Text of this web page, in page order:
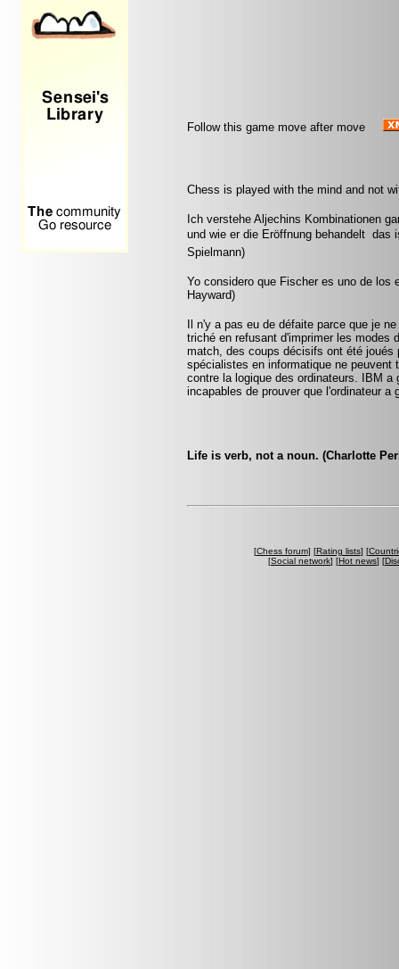
Follow this game move after move
Chess is played with the mind and not
Ich verstehe Aljechins Kombinationen
und wie er die Eröffnung behandelt 
Spielmann)
Yo considero que Fischer es uno de los
Hayward)
Il n'y a pas eu de défaite parce que je
triché en refusant d'imprimer les modes
match, des coups décisifs ont été joués
spécialistes en informatique ne peuvent
contre la logique des ordinateurs. IBM
incapables de prouver que l'ordinateur a
Life is verb, not a noun. (Charlotte
[Chess forum] [Rating lists] [
[Social network] [Hot news] [